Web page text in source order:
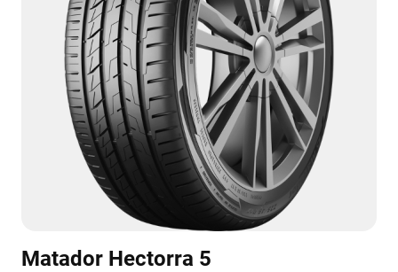
Matador Hectorra 5